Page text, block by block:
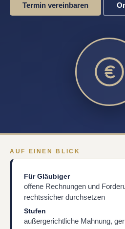
Termin vereinbaren
AUF EINEN BLICK
Für Gläubiger
offene Rechnungen und
rechtssicher durchsetzen
Stufen
außergerichtliche Mahnung,